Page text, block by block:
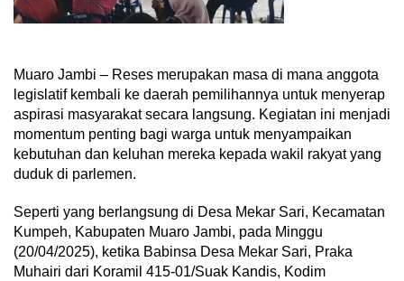
Muaro Jambi – Reses merupakan masa di mana anggota
legislatif kembali ke daerah pemilihannya untuk menyerap
aspirasi masyarakat secara langsung. Kegiatan ini menjadi
momentum penting bagi warga untuk menyampaikan
kebutuhan dan keluhan mereka kepada wakil rakyat yang
duduk di parlemen.
Seperti yang berlangsung di Desa Mekar Sari, Kecamatan
Kumpeh, Kabupaten Muaro Jambi, pada Minggu
(20/04/2025), ketika Babinsa Desa Mekar Sari, Praka
Muhairi dari Koramil 415-01/Suak Kandis, Kodim